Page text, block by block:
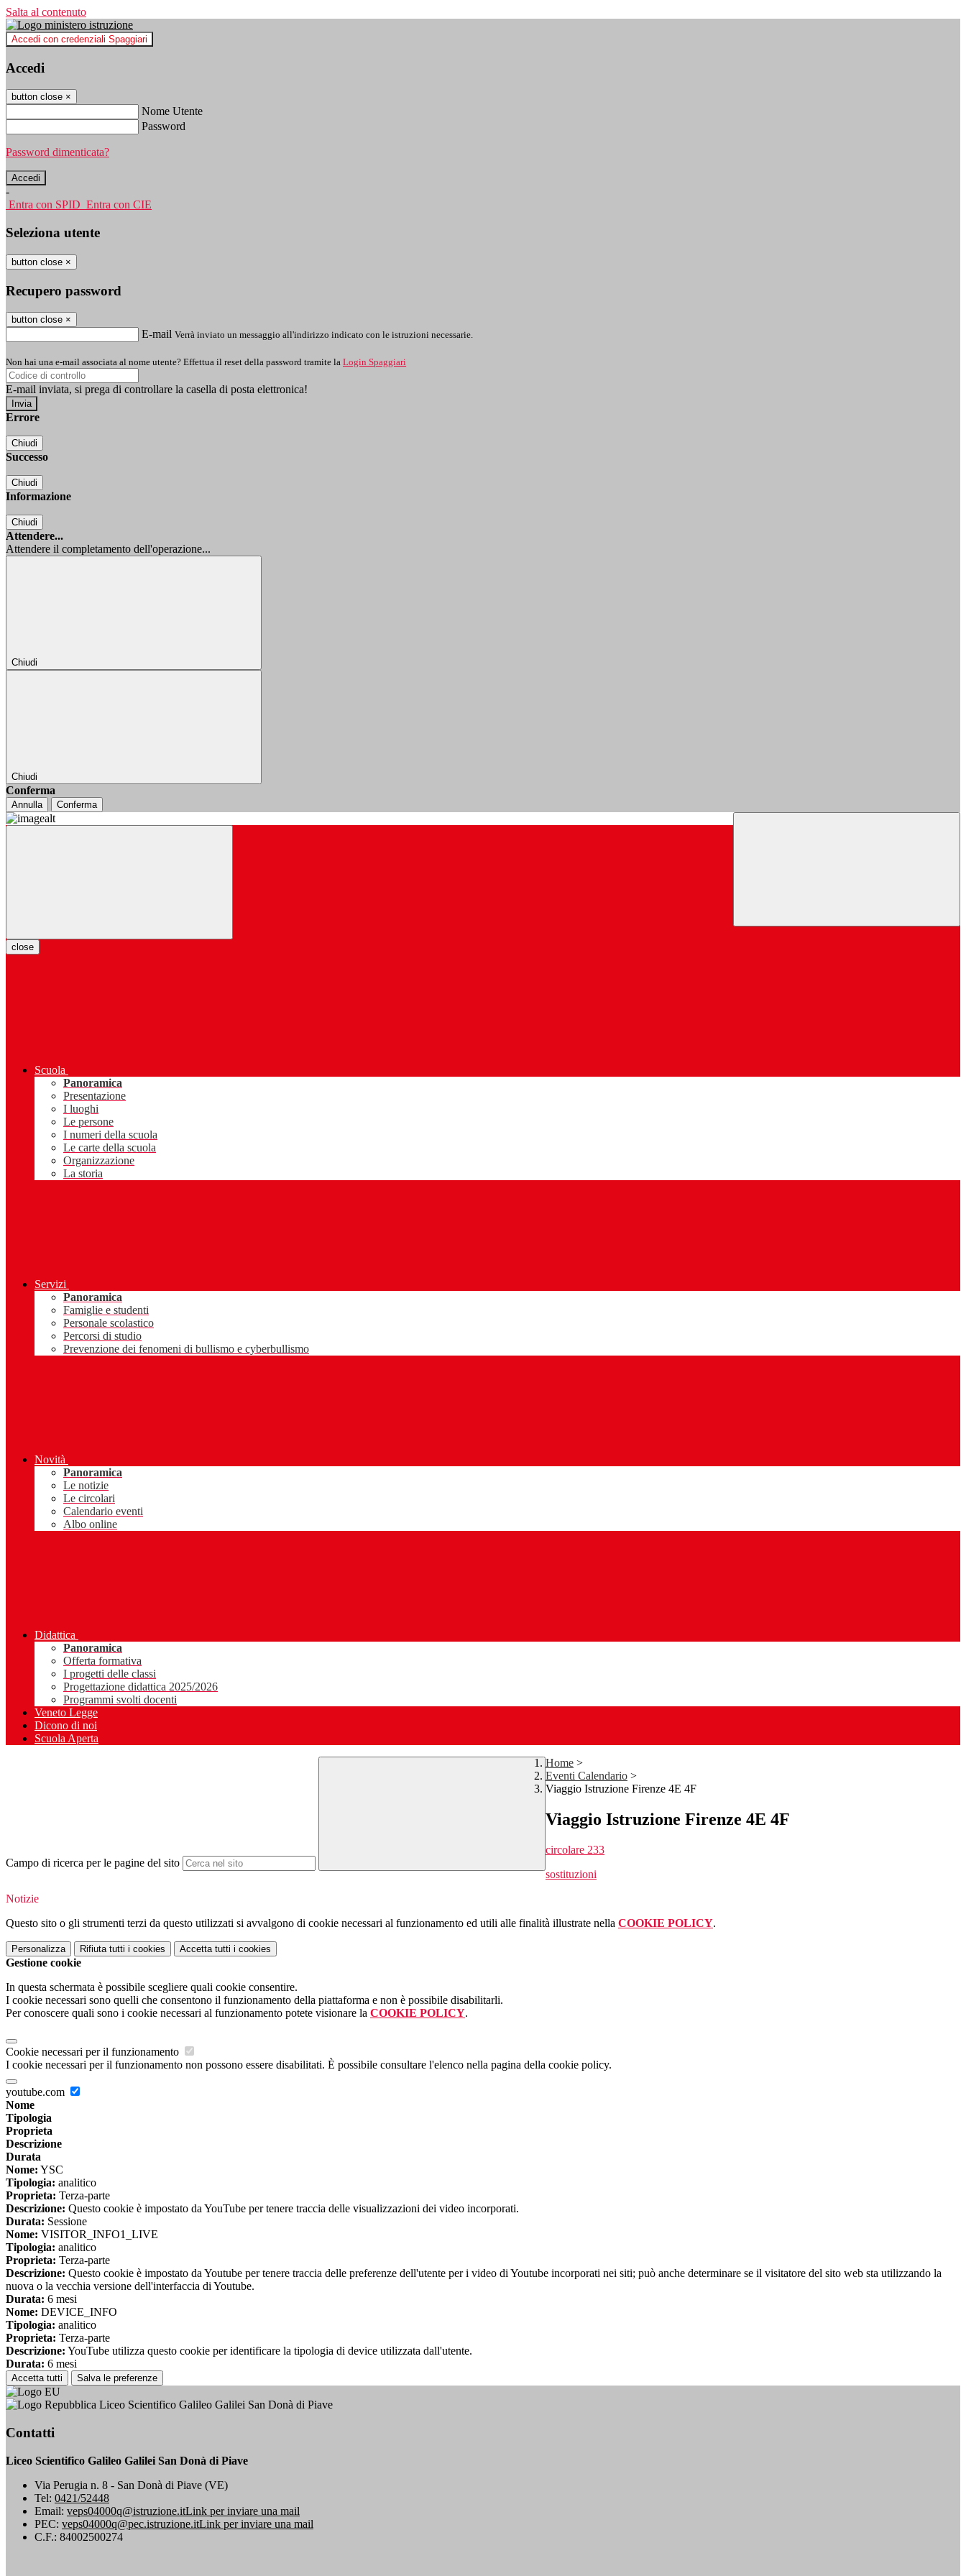
Salta al contenuto
Accedi con credenziali Spaggiari
Accedi
button close ×
Nome Utente
Password
Password dimenticata?
-
Entra con SPID Entra con CIE
Seleziona utente
button close ×
Recupero password
button close ×
E-mail Verrà inviato un messaggio all'indirizzo indicato con le istruzioni necessarie.
Non hai una e-mail associata al nome utente? Effettua il reset della password tramite la Login Spaggiari
E-mail inviata, si prega di controllare la casella di posta elettronica!
Errore
Chiudi
Successo
Chiudi
Informazione
Chiudi
Attendere...
Attendere il completamento dell'operazione...
Chiudi
Chiudi
Conferma
Annulla Conferma
close
Scuola
Panoramica
Presentazione
I luoghi
Le persone
I numeri della scuola
Le carte della scuola
Organizzazione
La storia
Servizi
Panoramica
Famiglie e studenti
Personale scolastico
Percorsi di studio
Prevenzione dei fenomeni di bullismo e cyberbullismo
Novità
Panoramica
Le notizie
Le circolari
Calendario eventi
Albo online
Didattica
Panoramica
Offerta formativa
I progetti delle classi
Progettazione didattica 2025/2026
Programmi svolti docenti
Veneto Legge
Dicono di noi
Scuola Aperta
Campo di ricerca per le pagine del sito
Home >
Eventi Calendario >
Viaggio Istruzione Firenze 4E 4F
Viaggio Istruzione Firenze 4E 4F
circolare 233
sostituzioni
Notizie
Questo sito o gli strumenti terzi da questo utilizzati si avvalgono di cookie necessari al funzionamento ed utili alle finalità illustrate nella COOKIE POLICY.
Personalizza Rifiuta tutti i cookies Accetta tutti i cookies
Gestione cookie
In questa schermata è possibile scegliere quali cookie consentire.
I cookie necessari sono quelli che consentono il funzionamento della piattaforma e non è possibile disabilitarli.
Per conoscere quali sono i cookie necessari al funzionamento potete visionare la COOKIE POLICY.
Cookie necessari per il funzionamento
I cookie necessari per il funzionamento non possono essere disabilitati. È possibile consultare l'elenco nella pagina della cookie policy.
youtube.com
Nome
Tipologia
Proprieta
Descrizione
Durata
Nome: YSC
Tipologia: analitico
Proprieta: Terza-parte
Descrizione: Questo cookie è impostato da YouTube per tenere traccia delle visualizzazioni dei video incorporati.
Durata: Sessione
Nome: VISITOR_INFO1_LIVE
Tipologia: analitico
Proprieta: Terza-parte
Descrizione: Questo cookie è impostato da Youtube per tenere traccia delle preferenze dell'utente per i video di Youtube incorporati nei siti; può anche determinare se il visitatore del sito web sta utilizzando la
nuova o la vecchia versione dell'interfaccia di Youtube.
Durata: 6 mesi
Nome: DEVICE_INFO
Tipologia: analitico
Proprieta: Terza-parte
Descrizione: YouTube utilizza questo cookie per identificare la tipologia di device utilizzata dall'utente.
Durata: 6 mesi
Accetta tutti Salva le preferenze
Liceo Scientifico Galileo Galilei San Donà di Piave
Contatti
Liceo Scientifico Galileo Galilei San Donà di Piave
Via Perugia n. 8 - San Donà di Piave (VE)
Tel: 0421/52448
Email: veps04000q@istruzione.itLink per inviare una mail
PEC: veps04000q@pec.istruzione.itLink per inviare una mail
C.F.: 84002500274